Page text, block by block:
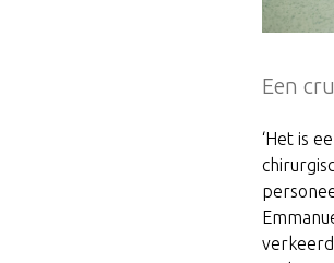
Een
‘Het is